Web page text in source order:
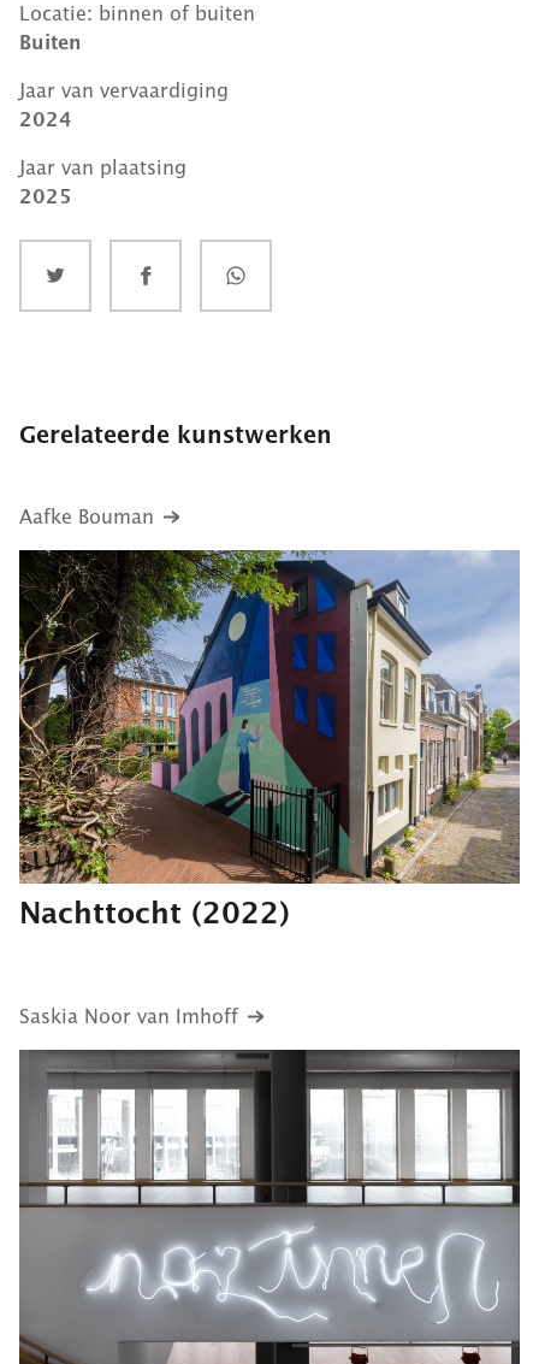
Locatie: binnen of buiten
Buiten
Jaar van vervaardiging
2024
Jaar van plaatsing
2025
Gerelateerde kunstwerken
Aafke Bouman
Nachttocht (2022)
Saskia Noor van Imhoff